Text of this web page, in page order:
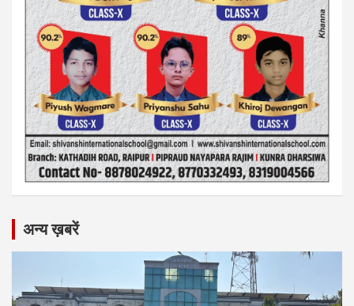
अन्य ख़बरें